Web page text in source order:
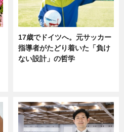
17歳でドイツへ。元サッカー
指導者がたどり着いた「負け
ない設計」の哲学